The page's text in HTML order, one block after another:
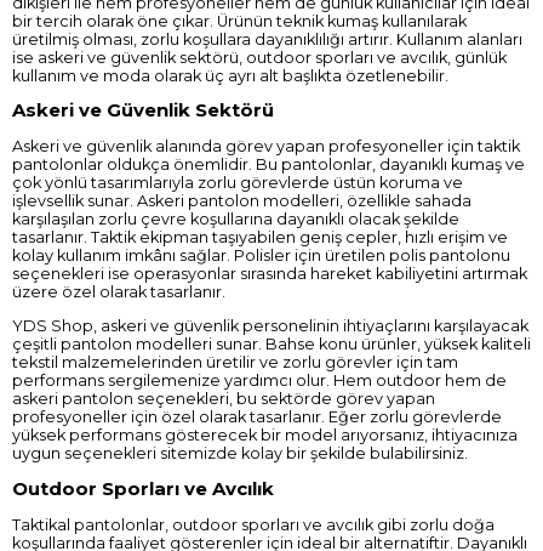
bir tercih olarak öne çıkar. Ürünün teknik kumaş kullanılarak
üretilmiş olması, zorlu koşullara dayanıklılığı artırır. Kullanım alanları
ise askeri ve güvenlik sektörü, outdoor sporları ve avcılık, günlük
kullanım ve moda olarak üç ayrı alt başlıkta özetlenebilir.
Askeri ve Güvenlik Sektörü
Askeri ve güvenlik alanında görev yapan profesyoneller için taktik
pantolonlar oldukça önemlidir. Bu pantolonlar, dayanıklı kumaş ve
çok yönlü tasarımlarıyla zorlu görevlerde üstün koruma ve
işlevsellik sunar. Askeri pantolon modelleri, özellikle sahada
karşılaşılan zorlu çevre koşullarına dayanıklı olacak şekilde
tasarlanır. Taktik ekipman taşıyabilen geniş cepler, hızlı erişim ve
kolay kullanım imkânı sağlar. Polisler için üretilen polis pantolonu
seçenekleri ise operasyonlar sırasında hareket kabiliyetini artırmak
üzere özel olarak tasarlanır.
YDS Shop, askeri ve güvenlik personelinin ihtiyaçlarını karşılayacak
çeşitli pantolon modelleri sunar. Bahse konu ürünler, yüksek kaliteli
tekstil malzemelerinden üretilir ve zorlu görevler için tam
performans sergilemenize yardımcı olur. Hem outdoor hem de
askeri pantolon seçenekleri, bu sektörde görev yapan
profesyoneller için özel olarak tasarlanır. Eğer zorlu görevlerde
yüksek performans gösterecek bir model arıyorsanız, ihtiyacınıza
uygun seçenekleri sitemizde kolay bir şekilde bulabilirsiniz.
Outdoor Sporları ve Avcılık
Taktikal pantolonlar, outdoor sporları ve avcılık gibi zorlu doğa
koşullarında faaliyet gösterenler için ideal bir alternatiftir. Dayanıklı